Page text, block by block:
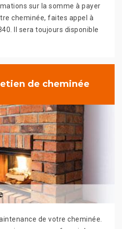
sur la somme à payer
cheminée, faites appel à
Il sera toujours disponible
de cheminée
de votre cheminée.